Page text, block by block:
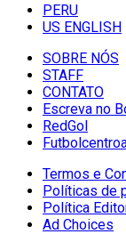
PERU
US ENGLISH
SOBRE NÓS
STAFF
CONTATO
Escreva no
RedGol
Termos e
Políticas de
Política
Ad Choices